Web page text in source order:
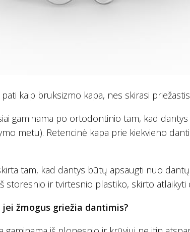
kaip bruksizmo kapa, nes skirasi
gaminama po ortodontinio tam, kad
metu). Retencinė kapa prie kiekvieno
tam, kad dantys būtų apsaugti nuo
storesnio ir tvirtesnio plastiko, skirto atlaikyti
žmogus griežia dantimis?